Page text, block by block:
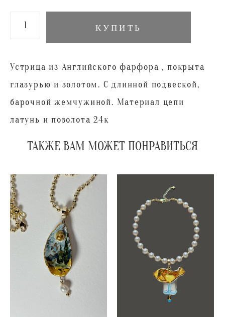
КУПИТЬ
Устрица из Английского фарфора , покрыта
глазурью и золотом. С длинной подвеской,
барочной жемчужиной. Материал цепи
латунь и позолота 24к
ТАКЖЕ ВАМ МОЖЕТ ПОНРАВИТЬСЯ